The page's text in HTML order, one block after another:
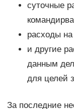
суточные
расходы на
и другие
данным
для целей
За последние